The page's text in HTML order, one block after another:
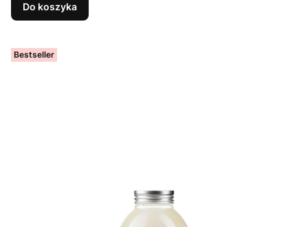
Do koszyka
Bestseller